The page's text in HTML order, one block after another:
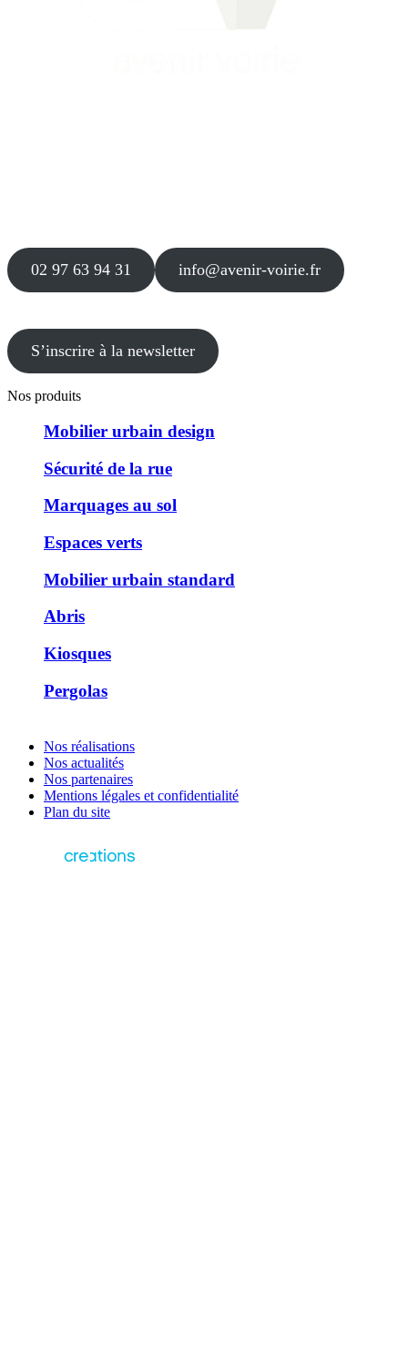
02 97 63 94 31 info@avenir-voirie.fr
S’inscrire à la newsletter
Nos produits
Mobilier urbain design
Sécurité de la rue
Marquages au sol
Espaces verts
Mobilier urbain standard
Abris
Kiosques
Pergolas
Nos réalisations
Nos actualités
Nos partenaires
Mentions légales et confidentialité
Plan du site